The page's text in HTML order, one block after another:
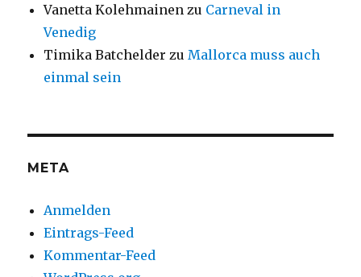
Vanetta Kolehmainen zu Carneval in
Venedig
Timika Batchelder zu Mallorca muss auch
einmal sein
META
Anmelden
Eintrags-Feed
Kommentar-Feed